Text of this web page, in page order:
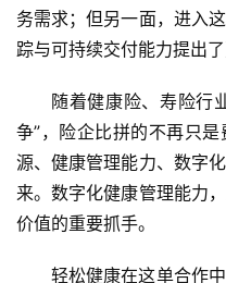
新
商
5
G
人
务需求；但另一面，进入
踪与可持续交付能力提出了
随着健康险、寿险行
争”，险企比拼的不再只
源、健康管理能力、数字
来。数字化健康管理能力
价值的重要抓手。
轻松健康在这单合作